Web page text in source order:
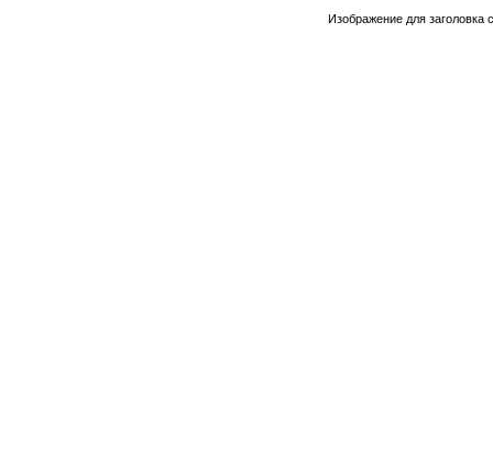
Изображение для